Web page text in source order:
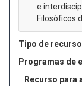
e
Filosóficos
Tipo de
Programas de
Recurso para